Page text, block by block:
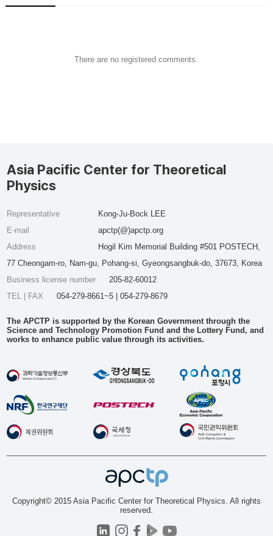
There are no registered comments.
Asia Pacific Center for Theoretical
Physics
Representative
Kong-Ju-Bock LEE
E-mail
apctp(@)apctp.org
Address
Hogil Kim Memorial Building #501 POSTECH,
77 Cheongam-ro, Nam-gu, Pohang-si, Gyeongsangbuk-do, 37673, Korea
Business license number
205-82-60012
TEL | FAX
054-279-8661~5 | 054-279-8679
The APCTP is supported by the Korean Government through the
Science and Technology Promotion Fund and the Lottery Fund, and
works to enhance public value through its activities.
Copyright© 2015 Asia Pacific Center for Theoretical Physics. All rights
reserved.